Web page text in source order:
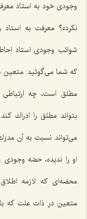
وجودى خود به استاد
نكرده؟ معرفت به
شوائب وجودى استاد
كه شما مى‌گوئید: متعین
مطلق است، چه
بتواند مطلق را ادراك
مى‌تواند نسبت به آن
او را ندیده، حصّه
محضه‌اى كه لازمه
متعین در ذات علت كه